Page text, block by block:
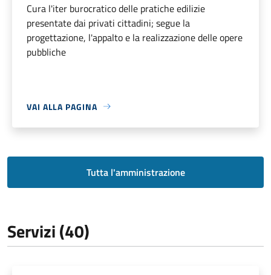
Cura l'iter burocratico delle pratiche edilizie
presentate dai privati cittadini; segue la
progettazione, l'appalto e la realizzazione delle opere
pubbliche
VAI ALLA PAGINA
Tutta l'amministrazione
Servizi (40)